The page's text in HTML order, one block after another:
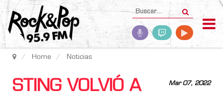
Home Noticias
Mar 07, 2022
STING VOLVIÓ A